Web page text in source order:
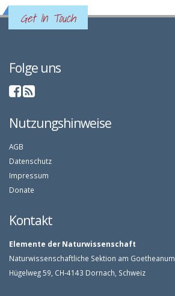
Get In Touch
Folge uns
Nutzungshinweise
AGB
Datenschutz
Impressum
Donate
Kontakt
Elemente der Naturwissenschaft
Naturwissenschaftliche Sektion am Goetheanum
Hügelweg 59, CH-4143 Dornach, Schweiz